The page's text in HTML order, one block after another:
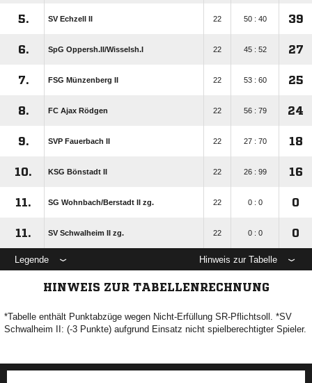
5. SV Echzell II 22 50 : 40 39
6. SpG Oppersh.II/​Wisselsh.I 22 45 : 52 27
7. FSG Münzenberg II 22 53 : 60 25
8. FC Ajax Rödgen 22 56 : 79 24
9. SVP Fauerbach II 22 27 : 70 18
10. KSG Bönstadt II 22 26 : 99 16
11. SG Wohnbach/​Berstadt II zg. 22 0 : 0 0
11. SV Schwalheim II zg. 22 0 : 0 0
Legende Hinweis zur Tabelle
HINWEIS ZUR TABELLENRECHNUNG
*Tabelle enthält Punktabzüge wegen Nicht-Erfüllung SR-Pflichtsoll. *SV
Schwalheim II: (-3 Punkte) aufgrund Einsatz nicht spielberechtigter Spieler.
ANZEIGE